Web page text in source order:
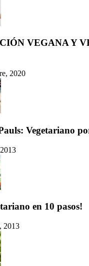
VEGANA Y
2020
Vegetariano
en 10 pasos!
2013